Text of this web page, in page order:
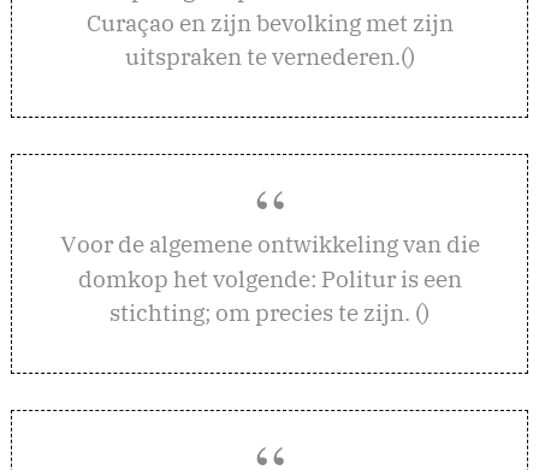
Curaçao en zijn bevolking met zijn
uitspraken te vernederen.()
Voor de algemene ontwikkeling van die
domkop het volgende: Politur is een
stichting; om precies te zijn. ()